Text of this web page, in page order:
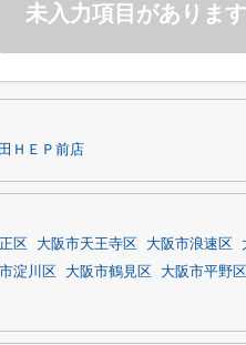
未入力項目があります
ＨＥＰ前店
区 大阪市天王寺区 大阪市浪速区
淀川区 大阪市鶴見区
大阪市平野区